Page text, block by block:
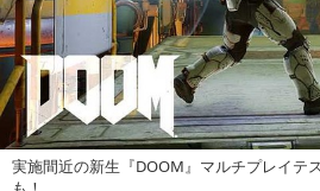
実施間近の新生『DOOM』マルチプレイテ